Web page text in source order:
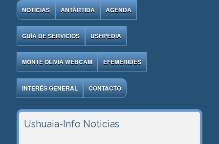
NOTICIAS ANTÁRTIDA AGENDA
GUÍA DE SERVICIOS USHPEDIA
MONTE OLIVIA WEBCAM EFEMÉRIDES
INTERÉS GENERAL CONTACTO
Ushuaia-Info Noticias